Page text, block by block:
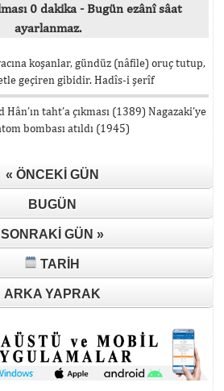
0 dakika - Bugün ezânî sâat
ayarlanmaz.
koşanlar, gündüz (nâfile) oruç tutup,
geçiren gibidir. Hadîs-i şerîf
Hân’ın taht’a çıkması (1389) Nagazaki’ye
bombası atıldı (1945)
« ÖNCEKI GÜN
BUGÜN
SONRAKI GÜN »
TARIH
ARKA YAPRAK